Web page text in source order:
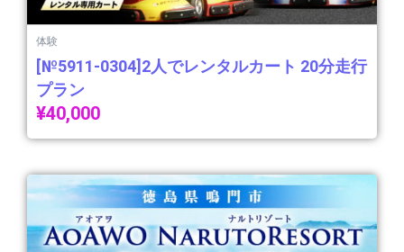
体験
[№5911-0304]2人でレンタルカート 20分走行
プラン
¥40,000